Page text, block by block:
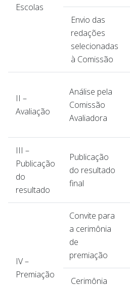
Escolas
Envio das
redações
selecionadas
à Comissão
II –
Avaliação
Análise pela
Comissão
Avaliadora
III –
Publicação
do
resultado
Publicação
do resultado
final
IV –
Premiação
Convite para
a cerimônia
de
premiação
Cerimônia